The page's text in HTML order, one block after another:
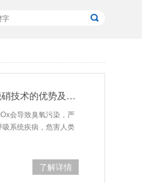
干法中低温锰系脱硝催化剂氧化吸附脱硝技术的优势及适用行业有哪些？
会导致臭氧污染，严
系统疾病，危害人类
了解详情